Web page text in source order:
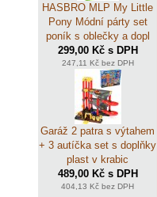
HASBRO MLP My Little
Pony Módní párty set
poník s oblečky a dopl
299,00 Kč s DPH
247,11 Kč bez DPH
Garáž 2 patra s výtahem
+ 3 autíčka set s doplňky
plast v krabic
489,00 Kč s DPH
404,13 Kč bez DPH